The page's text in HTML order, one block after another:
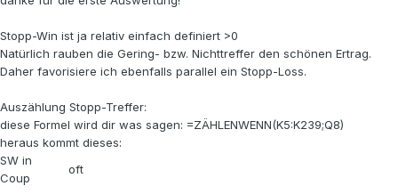
Stopp-Win ist ja relativ einfach definiert >0
Natürlich rauben die Gering- bzw. Nichttreffer den schönen Ertrag.
Daher favorisiere ich ebenfalls parallel ein Stopp-Loss.
Auszählung Stopp-Treffer:
diese Formel wird dir was sagen: =ZÄHLENWENN(K5:K239;Q8)
heraus kommt dieses:
SW in
Coup
oft